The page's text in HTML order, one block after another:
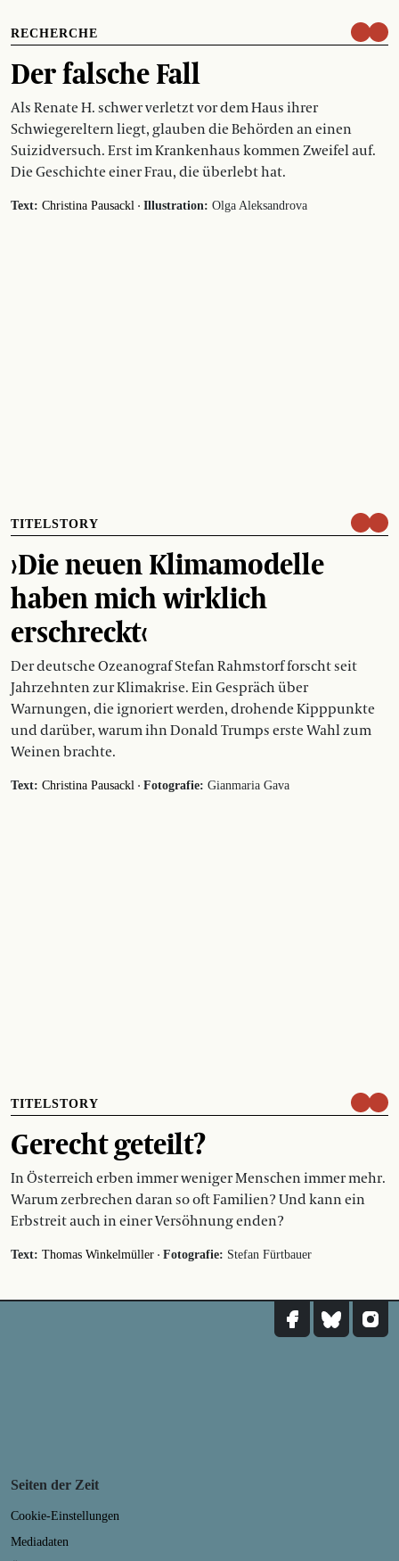
RECHERCHE
Der falsche Fall
Als Renate H. schwer verletzt vor dem Haus ihrer
Schwiegereltern liegt, glauben die Behörden an einen
Suizidversuch. Erst im Krankenhaus kommen Zweifel auf.
Die Geschichte einer Frau, die überlebt hat.
Text: Christina Pausackl · Illustration: Olga Aleksandrova
TITELSTORY
›Die neuen Klimamodelle
haben mich wirklich
erschreckt‹
Der deutsche Ozeanograf Stefan Rahmstorf forscht seit
Jahrzehnten zur Klimakrise. Ein Gespräch über
Warnungen, die ignoriert werden, drohende Kipppunkte
und darüber, warum ihn Donald Trumps erste Wahl zum
Weinen brachte.
Text: Christina Pausackl · Fotografie: Gianmaria Gava
TITELSTORY
Gerecht geteilt?
In Österreich erben immer weniger Menschen immer mehr.
Warum zerbrechen daran so oft Familien? Und kann ein
Erbstreit auch in einer Versöhnung enden?
Text: Thomas Winkelmüller · Fotografie: Stefan Fürtbauer
Seiten der Zeit
Cookie-Einstellungen
Mediadaten